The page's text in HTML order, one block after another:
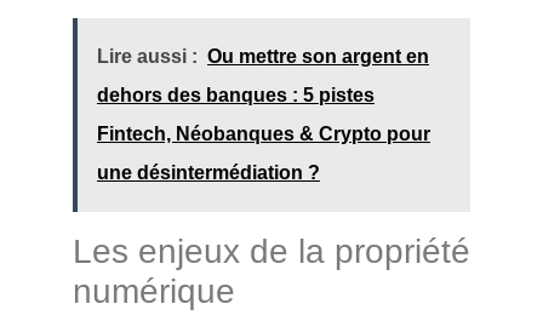
Lire aussi : Ou mettre son argent en
dehors des banques : 5 pistes
Fintech, Néobanques & Crypto pour
une désintermédiation ?
Les enjeux de la propriété
numérique